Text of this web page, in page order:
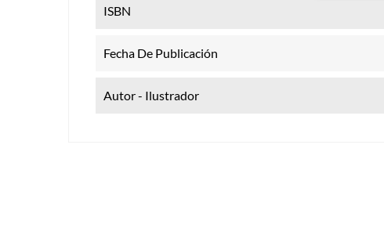
ISBN
Fecha De Publicación
Autor - Ilustrador